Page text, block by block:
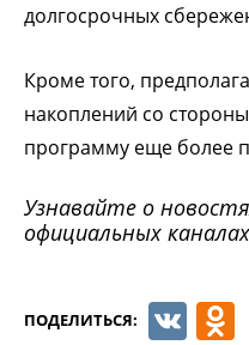
долгосрочных
Кроме того,
накоплений со стороны
программу еще более
Узнавайте о
официальных
ПОДЕЛИТЬСЯ: VK